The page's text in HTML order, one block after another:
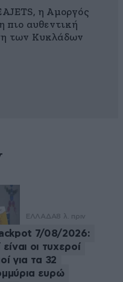
η Αμοργός
πιο αυθεντική
των Κυκλάδων
ΕΛΛΑΔΑ8 λ. πριν
7/08/2026:
οι τυχεροί
για τα 32
ευρώ